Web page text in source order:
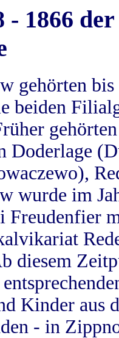
- 1866
gehörten
beiden
Doderlage
wurde im
Freudenfier
diesem
Kinder aus
- in